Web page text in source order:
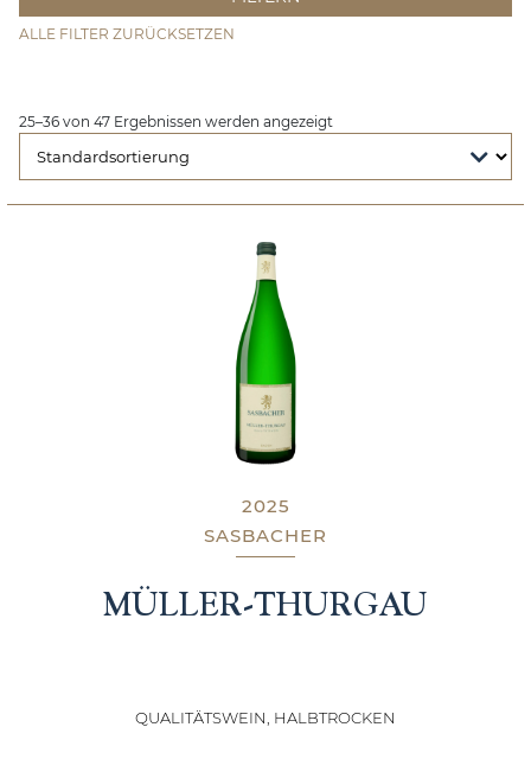
ALLE FILTER ZURÜCKSETZEN
25–36 von 47 Ergebnissen werden angezeigt
2025
SASBACHER
MÜLLER-THURGAU
QUALITÄTSWEIN, HALBTROCKEN